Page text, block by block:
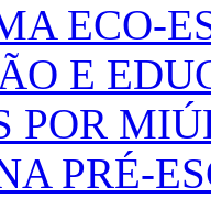
ECO-
E
POR
PRÉ-